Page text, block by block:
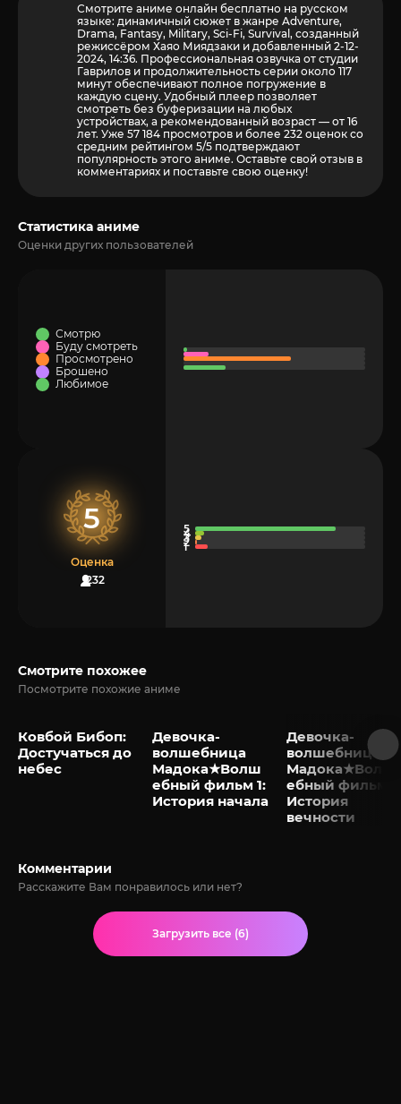
Смотрите аниме онлайн бесплатно на русском
языке: динамичный сюжет в жанре Adventure,
Drama, Fantasy, Military, Sci-Fi, Survival, созданный
режиссёром Хаяо Миядзаки и добавленный 2-12-
2024, 14:36. Профессиональная озвучка от студии
Гаврилов и продолжительность серии около 117
минут обеспечивают полное погружение в
каждую сцену. Удобный плеер позволяет
смотреть без буферизации на любых
устройствах, а рекомендованный возраст — от 16
лет. Уже 57 184 просмотров и более 232 оценок со
средним рейтингом 5/5 подтверждают
популярность этого аниме. Оставьте свой отзыв в
комментариях и поставьте свою оценку!
Статистика аниме
Оценки других пользователей
Смотрю
Буду смотреть
Просмотрено
Брошено
Любимое
5
Оценка
232
Смотрите похожее
Посмотрите похожие аниме
Ковбой Бибоп:
Достучаться до
небес
Девочка-
волшебница
Мадока★Волш
ебный фильм 1:
История начала
Девочка-
волшебница
Мадока★Волш
ебный фильм
История
вечности
Комментарии
Расскажите Вам понравилось или нет?
Загрузить все (6)